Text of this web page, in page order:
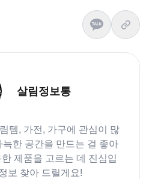
살림정보통
템, 가전, 가구에 관심이 많
한 공간을 만드는 걸 좋아
제품을 고르는 데 진심입
보 찾아 드릴게요!